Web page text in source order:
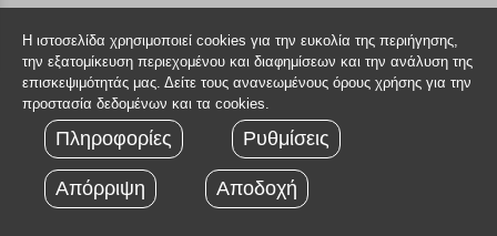
Η ιστοσελίδα χρησιμοποιεί cookies για την ευκολία της περιήγησης,
την εξατομίκευση περιεχομένου και διαφημίσεων και την ανάλυση της
επισκεψιμότητάς μας. Δείτε τους ανανεωμένους όρους χρήσης για την
προστασία δεδομένων και τα cookies.
Πληροφορίες Ρυθμίσεις
Απόρριψη Αποδοχή